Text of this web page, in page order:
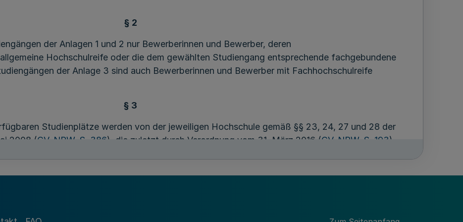
§ 2
der Anlagen 1 und 2 nur Bewerberinnen und Bewerber, deren
Hochschulreife oder die dem gewählten Studiengang entsprechende fachgebundene
der Anlage 3 sind auch Bewerberinnen und Bewerber mit Fachhochschulreife
§ 3
Studienplätze werden von der jeweiligen Hochschule gemäß §§ 23, 24, 27 und 28 der
2008 (GV. NRW. S. 386), die zuletzt durch Verordnung vom 31. März 2016 (GV. NRW. S. 193)
2 Nummer 2 der Vergabeverordnung NRW weniger zu berücksichtigende Bewerberinnen und